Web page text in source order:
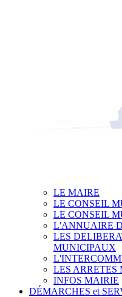
LE MAIRE
LE CONSEIL
LE CONSEIL
L'ANNUAIRE
LES
MUNICIPAUX
LES
INFOS MAIRIE
DÉMARCHES et